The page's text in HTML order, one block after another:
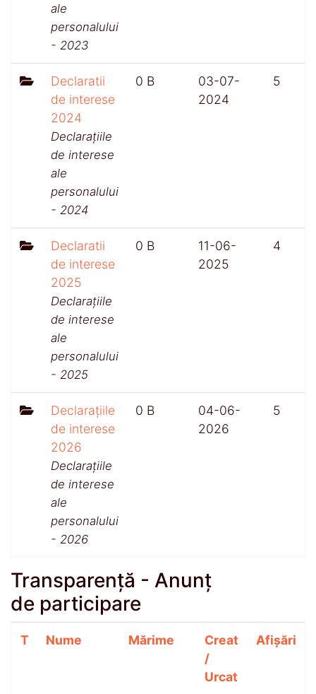
ale
personalului
- 2023
Declaratii
de interese
2024
Declarațiile
de interese
ale
personalului
- 2024
0 B
03-07-
2024
5
Declaratii
de interese
2025
Declarațiile
de interese
ale
personalului
- 2025
0 B
11-06-
2025
4
Declarațiile
de interese
2026
Declarațiile
de interese
ale
personalului
- 2026
0 B
04-06-
2026
5
Transparență - Anunț
de participare
T Nume Mărime
Creat
/
Urcat
Afișări